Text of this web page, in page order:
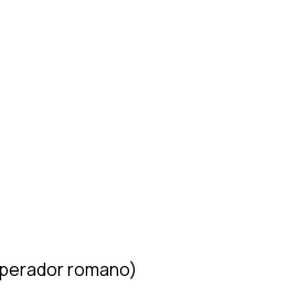
romano)